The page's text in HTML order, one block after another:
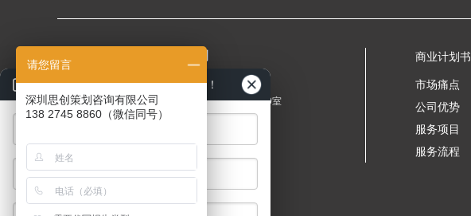
深圳思创策划咨询有限公司
深圳思创策划咨询有限公司（总公司）
地址：深圳市罗湖区桂园路电影大厦A座16楼09-10室
广州思创投资咨询有限公司（分公司）
地址：广州市天河区冼村路保利威座大厦北塔9F
联系人：伏先生
深圳思创策划项目经理：13827458860 (深圳)
商业计划书
市场痛点
公司优势
服务项目
服务流程
在此留言，对接项目经理免费辅导！
请您留言
深圳思创策划咨询有限公司
138 2745 8860（微信同号）